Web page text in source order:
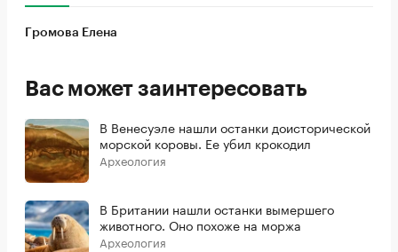
Громова Елена
Вас может заинтересовать
В Венесуэле нашли останки доисторической
морской коровы. Ее убил крокодил
Археология
В Британии нашли останки вымершего
животного. Оно похоже на моржа
Археология